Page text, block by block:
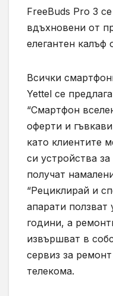
FreeBuds Pro 3
вдъхновени от
елегантен калъф
Всички
Yettel се
“Смартфон
оферти и
като клиентите
си устройства
получат
“Рециклирай и
апарати ползват
години, а
извършват в
сервиз за
телекома.